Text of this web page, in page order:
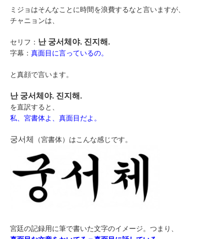
ミジョはそんなことに時間を浪費するなと言いますが、
チャニョンは、
セリフ： 난 궁서체야. 진지해.
字幕： 真面目に言っているの。
と真顔で言います。
난 궁서체야. 진지해.
を直訳すると、
私、宮書体よ、真面目だよ。
궁서체 （宮書体）はこんな感じです。
宮廷の記録用に筆で書いた文字のイメージ。つまり、